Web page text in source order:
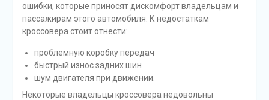
ошибки, которые приносят дискомфорт владельцам и
пассажирам этого автомобиля. К недостаткам
кроссовера стоит отнести:
проблемную коробку передач
быстрый износ задних шин
шум двигателя при движении.
Некоторые владельцы кроссовера недовольны